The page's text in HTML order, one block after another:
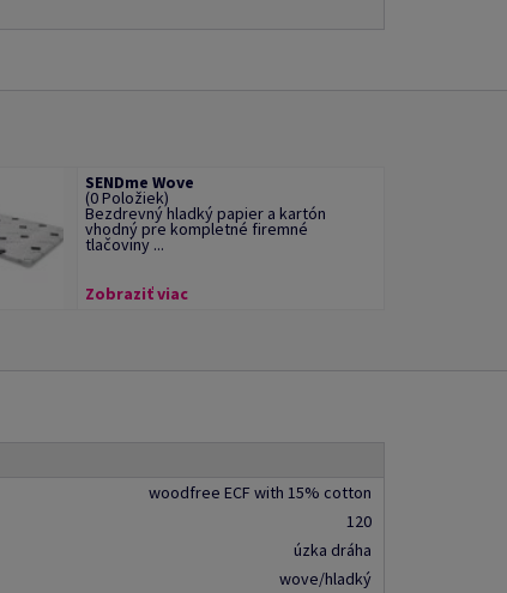
SENDme Wove
(0 Položiek)
Bezdrevný hladký papier a kartón
vhodný pre kompletné firemné
tlačoviny ...
Zobraziť viac
woodfree ECF with 15% cotton
120
úzka dráha
wove/hladký